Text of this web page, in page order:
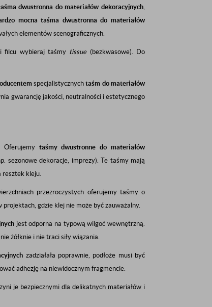
dwustronna do materiałów dekoracyjnych,
mocna taśma dwustronna do materiałów
elementów scenograficznych.
filcu wybieraj taśmy tissue(bezkwasowe). Do
specjalistycznychtaśm do materiałów
gwarancję jakości, neutralności i estetycznego
taśmy dwustronne do materiałów
sezonowe dekoracje, imprezy). Te taśmy mają
resztek kleju.
przezroczystych oferujemy taśmy o
gdzie klej nie może być zauważalny.
jest odporna na typową wilgoć wewnętrzną.
żółknie i nie traci siły wiązania.
zadziałała poprawnie, podłoże musi być
adhezję na niewidocznym fragmencie.
je bezpiecznymi dla delikatnych materiałów i